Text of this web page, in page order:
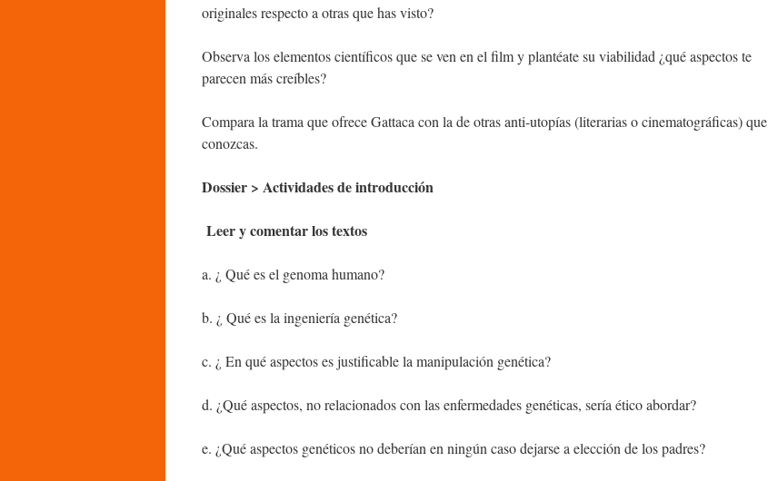
originales respecto a otras que has visto?
Observa los elementos científicos que se ven en el film y plantéate su viabilidad ¿qué aspectos te
parecen más creíbles?
Compara la trama que ofrece Gattaca con la de otras anti-utopías (literarias o cinematográficas) que
conozcas.
Dossier > Actividades de introducción
Leer y comentar los textos
a. ¿ Qué es el genoma humano?
b. ¿ Qué es la ingeniería genética?
c. ¿ En qué aspectos es justificable la manipulación genética?
d. ¿Qué aspectos, no relacionados con las enfermedades genéticas, sería ético abordar?
e. ¿Qué aspectos genéticos no deberían en ningún caso dejarse a elección de los padres?